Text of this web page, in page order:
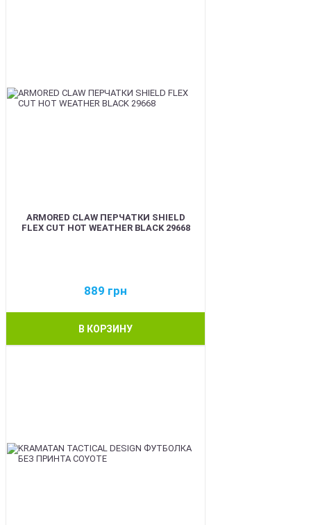
ARMORED CLAW ПЕРЧАТКИ SHIELD
FLEX CUT HOT WEATHER BLACK 29668
889 грн
В КОРЗИНУ